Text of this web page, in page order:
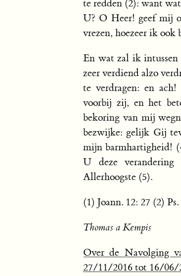
te redden (2): want
U? O Heer! geef mij
vrezen, hoezeer ik ook
En wat zal ik
zeer verdiend alzo
te verdragen: en
voorbij zij, en het
bekoring van mij
bezwijke: gelijk Gij
mijn barmhartigheid!
U deze
Allerhoogste (5).
(1) Joann. 12: 27 (2)
Thomas a Kempis
Over de Navolging
27/11/2016 tot 16/06/